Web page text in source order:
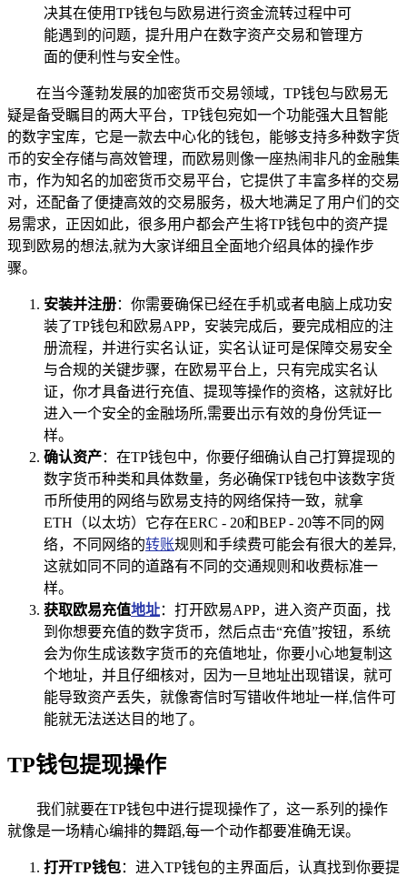
决其在使用TP钱包与欧易进行资金流转过程中可
能遇到的问题，提升用户在数字资产交易和管理方
面的便利性与安全性。
在当今蓬勃发展的加密货币交易领域，TP钱包与欧易无
疑是备受瞩目的两大平台，TP钱包宛如一个功能强大且智能
的数字宝库，它是一款去中心化的钱包，能够支持多种数字货
币的安全存储与高效管理，而欧易则像一座热闹非凡的金融集
市，作为知名的加密货币交易平台，它提供了丰富多样的交易
对，还配备了便捷高效的交易服务，极大地满足了用户们的交
易需求，正因如此，很多用户都会产生将TP钱包中的资产提
现到欧易的想法,就为大家详细且全面地介绍具体的操作步
骤。
安装并注册：你需要确保已经在手机或者电脑上成功安
装了TP钱包和欧易APP，安装完成后，要完成相应的注
册流程，并进行实名认证，实名认证可是保障交易安全
与合规的关键步骤，在欧易平台上，只有完成实名认
证，你才具备进行充值、提现等操作的资格，这就好比
进入一个安全的金融场所,需要出示有效的身份凭证一
样。
确认资产：在TP钱包中，你要仔细确认自己打算提现的
数字货币种类和具体数量，务必确保TP钱包中该数字货
币所使用的网络与欧易支持的网络保持一致，就拿
ETH（以太坊）它存在ERC - 20和BEP - 20等不同的网
络，不同网络的转账规则和手续费可能会有很大的差异,
这就如同不同的道路有不同的交通规则和收费标准一
样。
获取欧易充值地址：打开欧易APP，进入资产页面，找
到你想要充值的数字货币，然后点击“充值”按钮，系统
会为你生成该数字货币的充值地址，你要小心地复制这
个地址，并且仔细核对，因为一旦地址出现错误，就可
能导致资产丢失，就像寄信时写错收件地址一样,信件可
能就无法送达目的地了。
TP钱包提现操作
我们就要在TP钱包中进行提现操作了，这一系列的操作
就像是一场精心编排的舞蹈,每一个动作都要准确无误。
打开TP钱包：进入TP钱包的主界面后，认真找到你要提